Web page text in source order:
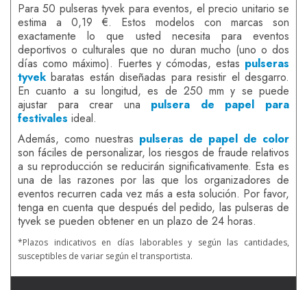
Para 50 pulseras tyvek para eventos, el precio unitario se
estima a 0,19 €. Estos modelos con marcas son
exactamente lo que usted necesita para eventos
deportivos o culturales que no duran mucho (uno o dos
días como máximo). Fuertes y cómodas, estas pulseras
tyvekbaratas están diseñadas para resistir el desgarro.
En cuanto a su longitud, es de 250 mm y se puede
ajustar para crear una pulsera de papel para
festivales ideal.
Además, como nuestras pulseras de papel de color
son fáciles de personalizar, los riesgos de fraude relativos
a su reproducción se reducirán significativamente. Esta es
una de las razones por las que los organizadores de
eventos recurren cada vez más a esta solución. Por favor,
tenga en cuenta que después del pedido, las pulseras de
tyvek se pueden obtener en un plazo de 24 horas.
*Plazos indicativos en días laborables y según las cantidades,
susceptibles de variar según el transportista.